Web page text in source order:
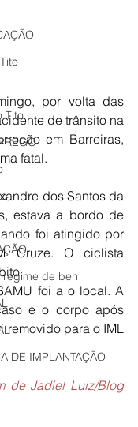
Tito
de ben
DE IMPLANTAÇÃO
por volta das
de trânsito na
em Barreiras,
fatal.
dos Santos da
estava a bordo de
foi atingido por
Cruze. O ciclista
foi a o local. A
e o corpo após
removido para o IML
de Jadiel Luiz/Blog